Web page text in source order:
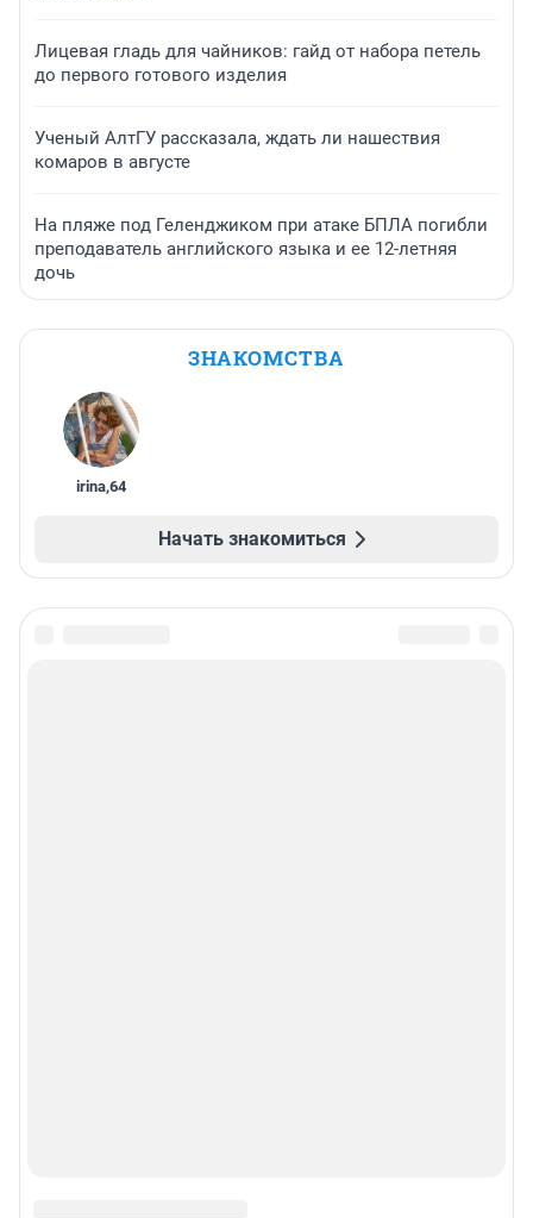
Лицевая гладь для чайников: гайд от набора петель
до первого готового изделия
Ученый АлтГУ рассказала, ждать ли нашествия
комаров в августе
На пляже под Геленджиком при атаке БПЛА погибли
преподаватель английского языка и ее 12-летняя
дочь
ЗНАКОМСТВА
irina,64
Начать знакомиться